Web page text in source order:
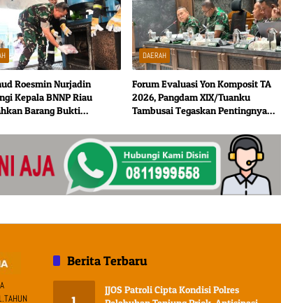
Roesmin Nurjadin
Kepala BNNP Riau
Barang Bukti
DAERAH
Forum Evaluasi Yon Komposit TA
2026, Pangdam XIX/Tuanku
Tambusai Tegaskan Pentingnya
Komposit Gardapati
Berita Terbaru
JJOS Patroli Cipta Kondisi Polres